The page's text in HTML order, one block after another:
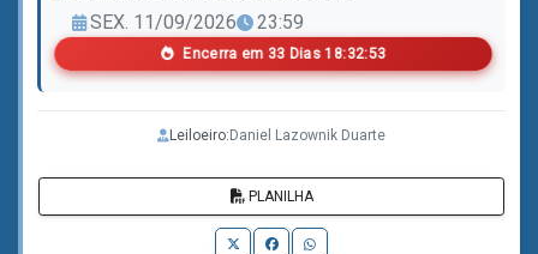
SEX. 11/09/2026 23:59
Encerra em 33 Dias 1 8:32:50
Leiloeiro: Daniel Lazownik Duarte
PLANILHA